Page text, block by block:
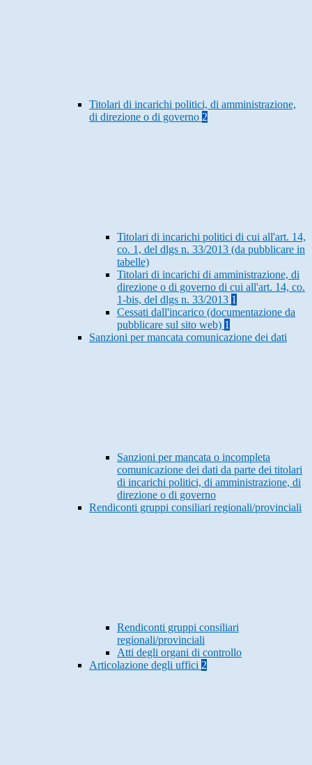
Titolari di incarichi politici, di amministrazione,
di direzione o di governo 2
Titolari di incarichi politici di cui all'art. 14,
co. 1, del dlgs n. 33/2013 (da pubblicare in
tabelle)
Titolari di incarichi di amministrazione, di
direzione o di governo di cui all'art. 14, co.
1-bis, del dlgs n. 33/2013 1
Cessati dall'incarico (documentazione da
pubblicare sul sito web) 1
Sanzioni per mancata comunicazione dei dati
Sanzioni per mancata o incompleta
comunicazione dei dati da parte dei titolari
di incarichi politici, di amministrazione, di
direzione o di governo
Rendiconti gruppi consiliari regionali/provinciali
Rendiconti gruppi consiliari
regionali/provinciali
Atti degli organi di controllo
Articolazione degli uffici 2